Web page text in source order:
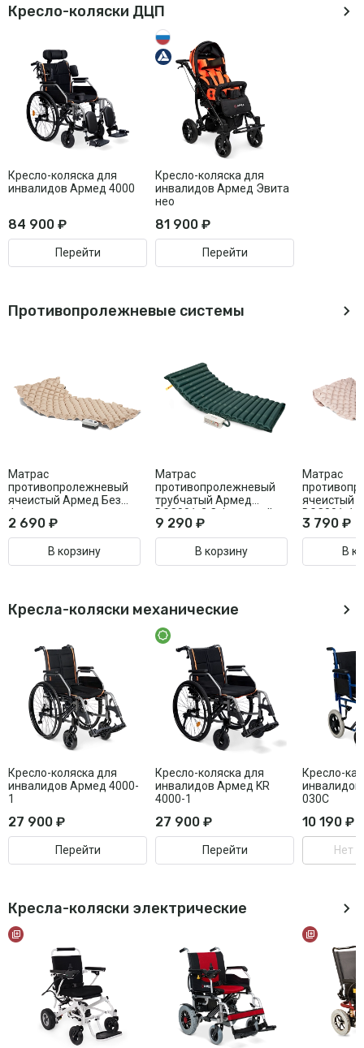
Кресло-коляски ДЦП
Кресло-коляска для
инвалидов Армед 4000
84 900 ₽
Перейти
Кресло-коляска для
инвалидов Армед Эвита
нео
81 900 ₽
Перейти
Противопролежневые системы
Матрас
противопролежневый
ячеистый Армед Без
функции статик
2 690 ₽
В корзину
Матрас
противопролежневый
трубчатый Армед
DGC001-2 С функцией
статик
9 290 ₽
В корзину
Матрас
ячеистый
DGC001-1
статик
3 790 ₽
В
Кресла-коляски механические
Кресло-коляска для
инвалидов Армед 4000-
1
27 900 ₽
Перейти
Кресло-коляска для
инвалидов Армед KR
4000-1
27 900 ₽
Перейти
Кресло-
030C
10 190 ₽
Нет
Кресла-коляски электрические